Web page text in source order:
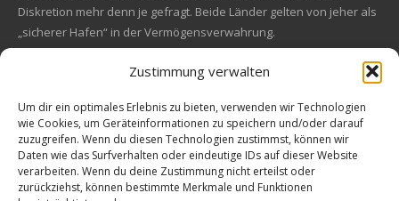
Zustimmung verwalten
Um dir ein optimales Erlebnis zu bieten, verwenden wir Technologien
wie Cookies, um Geräteinformationen zu speichern und/oder darauf
zuzugreifen. Wenn du diesen Technologien zustimmst, können wir
Daten wie das Surfverhalten oder eindeutige IDs auf dieser Website
verarbeiten. Wenn du deine Zustimmung nicht erteilst oder
zurückziehst, können bestimmte Merkmale und Funktionen
Diskretion mehr denn je gefragt. Beide Länder gelten von jeher als
„sicherer Hafen“ in der Vermögensverwahrung.
Financial concept of convincing origin
Located in the heart of Europe, Switzerland and Liechtenstein are
also known for their political safety as for their economic stability.
In these turbulent times, security and stability along with reliability
and discretion are more in demand than ever. Both countries are
always a "safe haven" in asset safe.
Kundenbewertungen und Erfahrungen zu
EM Global Service AG